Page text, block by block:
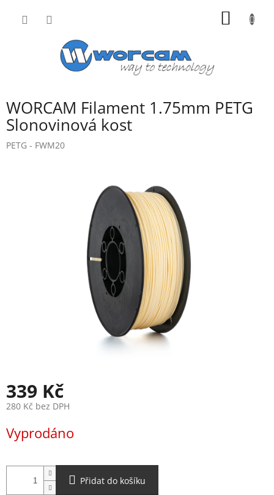
WORCAM Filament 1.75mm PETG
Slonovinová kost
PETG - FWM20
339 Kč
280 Kč bez DPH
cena:
Vyprodáno
Přidat do košíku